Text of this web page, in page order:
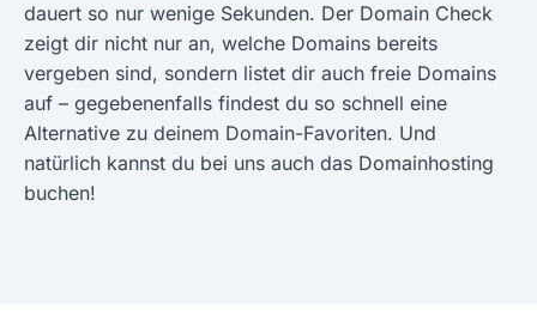
dauert so nur wenige Sekunden. Der Domain Check
zeigt dir nicht nur an, welche Domains bereits
vergeben sind, sondern listet dir auch freie Domains
auf – gegebenenfalls findest du so schnell eine
Alternative zu deinem Domain-Favoriten. Und
natürlich kannst du bei uns auch das Domainhosting
buchen!